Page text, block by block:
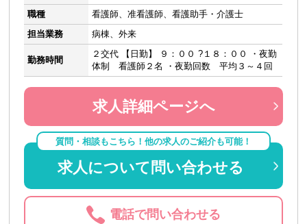
職種
看護師、准看護師、看護助手・介護士
担当業務
病棟、外来
勤務時間
２交代 【日勤】 ９：００ ?１８：００ ・夜勤
体制 看護師２名 ・夜勤回数 平均３～４回
求人詳細ページへ
質問・相談もこちら！他の求人のご紹介も可能！
求人について問い合わせる
電話で問い合わせる